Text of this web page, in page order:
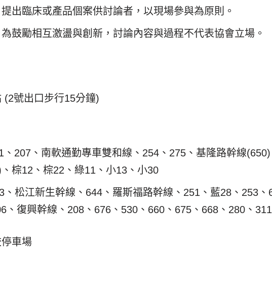
出臨床或產品個案供討論者，以現場參與為原則。
鼓勵相互激盪與創新，討論內容與過程不代表協會立場。
(2號出口步行15分鐘)
207、南軟通勤專車雙和線、254、275、基隆路幹線
棕12、棕22、綠11、小13、小30
、松江新生幹線、644、羅斯福路幹線、251、藍28、253
、復興幹線、208、676、530、660、675、668、280、
車場